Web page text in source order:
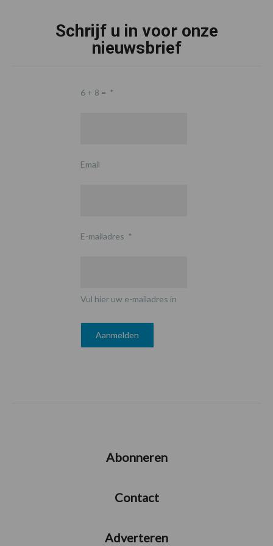
Schrijf u in voor onze
nieuwsbrief
6 + 8 = *
Email
E-mailadres *
Vul hier uw e-mailadres in
Abonneren
Contact
Adverteren